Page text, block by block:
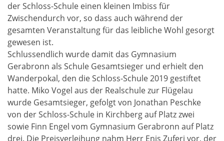
der Schloss-Schule einen kleinen Imbiss für
Zwischendurch vor, so dass auch während der
gesamten Veranstaltung für das leibliche Wohl gesorgt
gewesen ist.
Schlussendlich wurde damit das Gymnasium
Gerabronn als Schule Gesamtsieger und erhielt den
Wanderpokal, den die Schloss-Schule 2019 gestiftet
hatte. Miko Vogel aus der Realschule zur Flügelau
wurde Gesamtsieger, gefolgt von Jonathan Peschke
von der Schloss-Schule in Kirchberg auf Platz zwei
sowie Finn Engel vom Gymnasium Gerabronn auf Platz
drei. Die Preisverleihung nahm Herr Enis Zuferi vor, der